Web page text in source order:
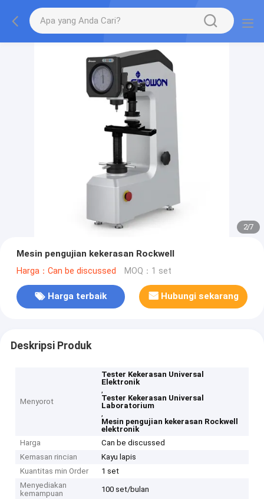
2/7
Mesin pengujian kekerasan Rockwell
Harga：Can be discussed MOQ：1 set
Harga terbaik Hubungi sekarang
Deskripsi Produk
Menyorot
Tester Kekerasan Universal
Elektronik
,
Tester Kekerasan Universal
Laboratorium
,
Mesin pengujian kekerasan Rockwell
elektronik
Harga
Can be discussed
Kemasan rincian
Kayu lapis
Kuantitas min Order
1 set
Menyediakan
kemampuan
100 set/bulan